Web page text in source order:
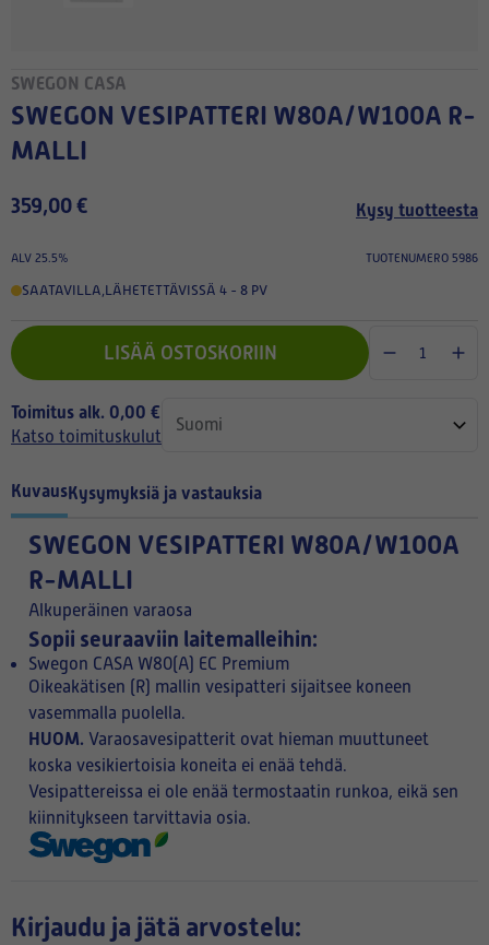
SWEGON CASA
SWEGON VESIPATTERI W80A/W100A R-
MALLI
359,00 € Kysy tuotteesta
ALV 25.5% TUOTENUMERO 5986
SAATAVILLA,LÄHETETTÄVISSÄ 4 - 8 PV
LISÄÄ OSTOSKORIIN
Toimitus alk. 0,00 €
Katso toimituskulut
KuvausKysymyksiä ja vastauksia
SWEGON VESIPATTERI W80A/W100A
R-MALLI
Alkuperäinen varaosa
Sopii seuraaviin laitemalleihin:
Swegon CASA W80(A) EC Premium
Oikeakätisen (R) mallin vesipatteri sijaitsee koneen
vasemmalla puolella.
HUOM. Varaosavesipatterit ovat hieman muuttuneet
koska vesikiertoisia koneita ei enää tehdä.
Vesipattereissa ei ole enää termostaatin runkoa, eikä sen
kiinnitykseen tarvittavia osia.
Kirjaudu ja jätä arvostelu: